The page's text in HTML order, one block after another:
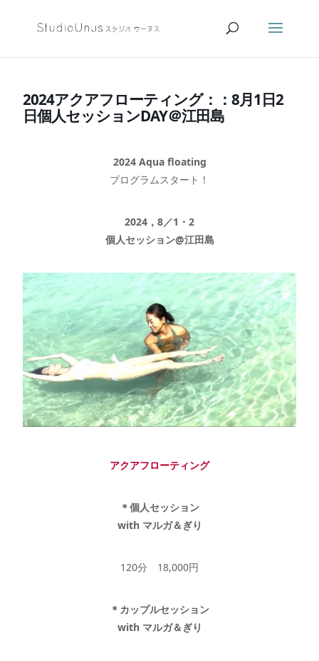
2024アクアフローティング：：8月1日2
日個人セッションDAY＠江田島
2024 Aqua floating
プログラムスタート！
2024，8／1・2
個人セッション@江田島
アクアフローティング
＊個人セッション
with マルガ＆ぎり
120分 18,000円
＊カップルセッション
with マルガ＆ぎり